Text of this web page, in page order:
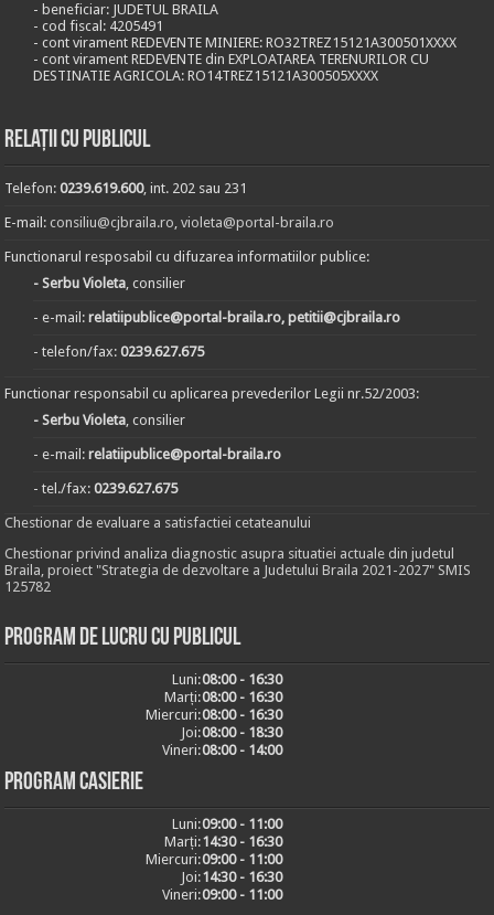
- beneficiar: JUDETUL BRAILA
- cod fiscal: 4205491
- cont virament REDEVENTE MINIERE: RO32TREZ15121A300501XXXX
- cont virament REDEVENTE din EXPLOATAREA TERENURILOR CU
DESTINATIE AGRICOLA: RO14TREZ15121A300505XXXX
Relații cu publicul
Telefon:0239.619.600, int. 202 sau 231
E-mail:consiliu@cjbraila.ro,violeta@portal-braila.ro
Functionarul resposabil cu difuzarea informatiilor publice:
- Serbu Violeta, consilier
- e-mail:relatiipublice@portal-braila.ro, petitii@cjbraila.ro
- telefon/fax:0239.627.675
Functionar responsabil cu aplicarea prevederilor Legii nr.52/2003:
- Serbu Violeta, consilier
- e-mail:relatiipublice@portal-braila.ro
- tel./fax:0239.627.675
Chestionar de evaluare a satisfactiei cetateanului
Chestionar privind analiza diagnostic asupra situatiei actuale din judetul
Braila, proiect "Strategia de dezvoltare a Judetului Braila 2021-2027" SMIS
125782
Program de lucru cu publicul
Luni:08:00 - 16:30
Marți:08:00 - 16:30
Miercuri:08:00 - 16:30
Joi:08:00 - 18:30
Vineri:08:00 - 14:00
Program casierie
Luni:09:00 - 11:00
Marți:14:30 - 16:30
Miercuri:09:00 - 11:00
Joi:14:30 - 16:30
Vineri:09:00 - 11:00